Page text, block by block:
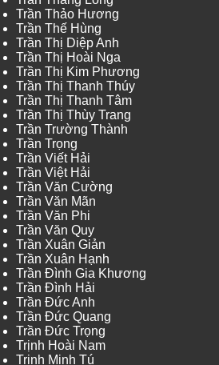
Trần Thảo Hương
Trần Thế Hùng
Trần Thị Diệp Anh
Trần Thị Hoài Nga
Trần Thị Kim Phương
Trần Thị Thanh Thúy
Trần Thị Thanh Tâm
Trần Thị Thùy Trang
Trần Trường Thành
Trần Trọng
Trần Viết Hải
Trần Việt Hải
Trần Văn Cường
Trần Văn Mãn
Trần Văn Phi
Trần Văn Quy
Trần Xuân Giản
Trần Xuân Hạnh
Trần Đình Gia Khương
Trần Đình Hải
Trần Đức Anh
Trần Đức Quang
Trần Đức Trọng
Trịnh Hoài Nam
Trịnh Minh Tú